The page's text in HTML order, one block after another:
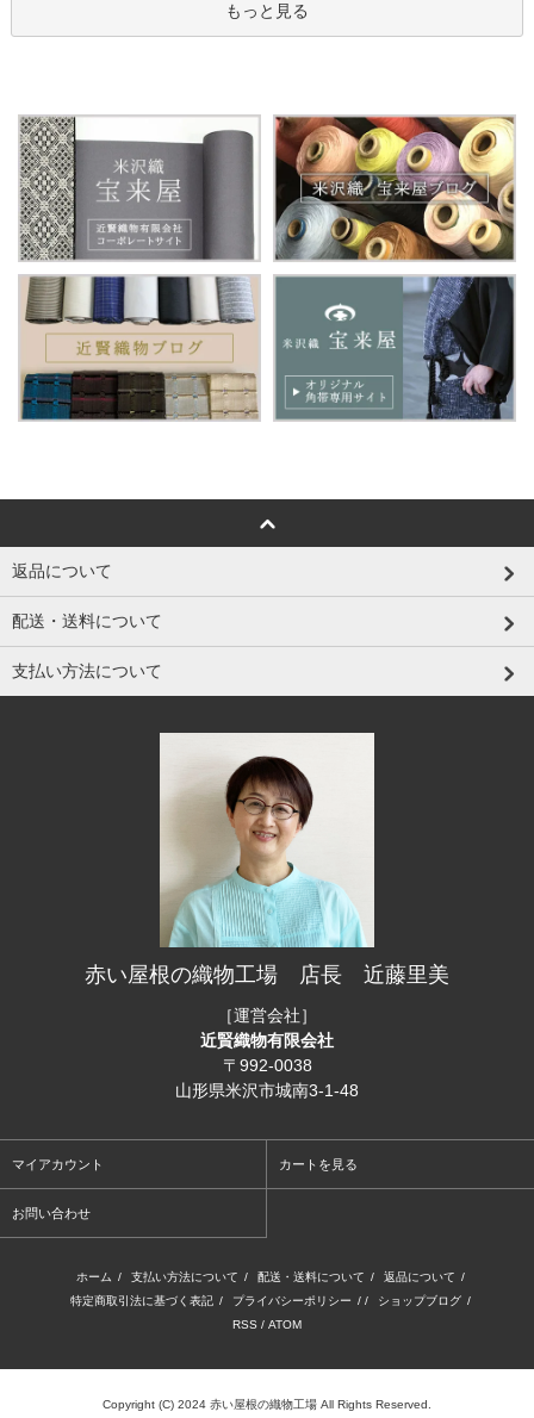
もっと見る
返品について
配送・送料について
支払い方法について
赤い屋根の織物工場 店長 近藤里美
［運営会社］
近賢織物有限会社
〒992-0038
山形県米沢市城南3-1-48
マイアカウント カートを見る
お問い合わせ
ホーム / 支払い方法について / 配送・送料について / 返品について /
特定商取引法に基づく表記 / プライバシーポリシー / / ショップブログ /
RSS / ATOM
Copyright (C) 2024 赤い屋根の織物工場 All Rights Reserved.